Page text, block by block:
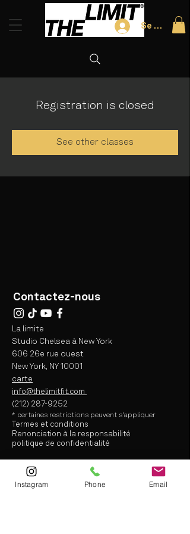
Se
Registration is closed
See other classes
Contactez-nous
La limite
Studio Chelsea à New York
606 26e rue ouest
New York, NY 10001
carte
info@thelimitfit.com
(212) 287-9252
* certaines restrictions peuvent s'appliquer
Termes et conditions
Renonciation à la responsabilité
politique de confidentialité
info@thelimitfit.com
(212) 287-9252
Instagram Phone Email